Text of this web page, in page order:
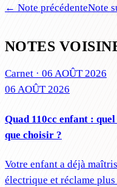
← Note précédenteNote
NOTES
Carnet · 06 AOÛT 2026
06 AOÛT 2026
Quad 110cc enfant :
que choisir ?
Votre enfant a déjà
électrique et réclame